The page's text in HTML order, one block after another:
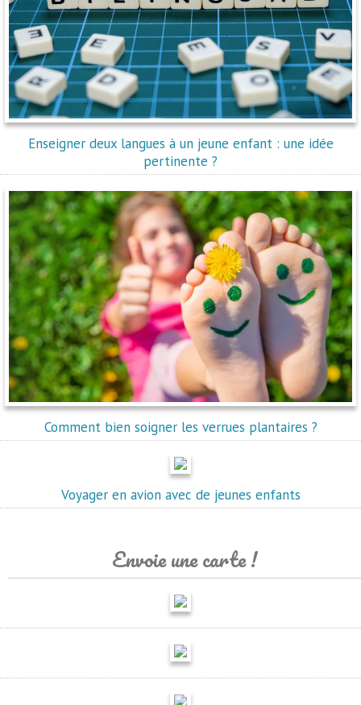
Enseigner deux langues à un jeune enfant : une idée
pertinente ?
Comment bien soigner les verrues plantaires ?
Voyager en avion avec de jeunes enfants
Envoie une carte !